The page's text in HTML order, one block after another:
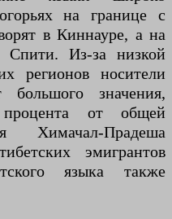
на границе с
в Киннауре, а на
Из-за низкой
регионов носители
значения,
от общей
Химачал-Прадеша
эмигрантов
языка также